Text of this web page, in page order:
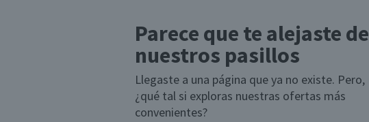
Parece que te alejaste de
nuestros pasillos
Llegaste a una página que ya no existe. Pero,
¿qué tal si exploras nuestras ofertas más
convenientes?